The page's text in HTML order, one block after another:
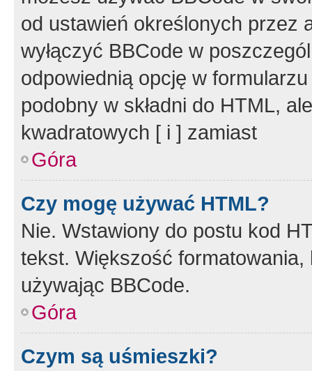
od ustawień określonych przez
wyłączyć BBCode w
odpowiednią opcję w
podobny w składni do HTML,
kwadratowych [ i ] zamiast
Góra
Czy mogę używać HTML?
Nie. Wstawiony do postu kod
tekst. Większość
używając BBCode.
Góra
Czym są uśmieszki?